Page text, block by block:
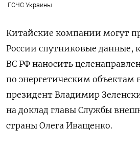
ГСЧС Украины
Китайские компании могут
России спутниковые данные,
ВС РФ наносить
по энергетическим объектам
президент Владимир
на доклад главы Службы
страны Олега Иващенко.